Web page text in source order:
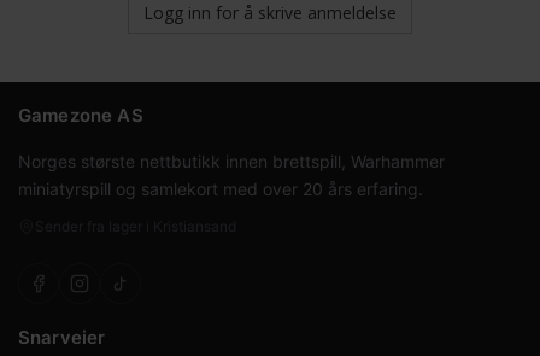
Logg inn for å skrive anmeldelse
Gamezone AS
Norges største nettbutikk innen brettspill, Warhammer
miniatyrspill og samlekort med over 20 års erfaring.
Snarveier